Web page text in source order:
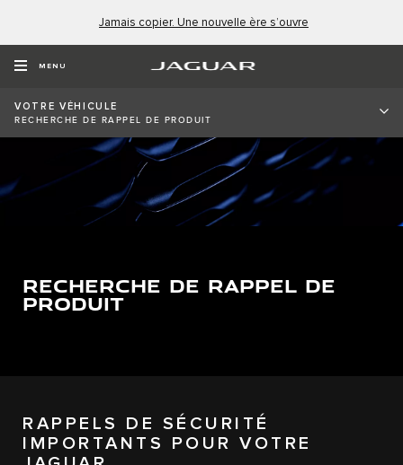
Jamais copier. Une nouvelle ère s’ouvre
MENU
VOTRE VÉHICULE
RECHERCHE DE RAPPEL DE PRODUIT
RECHERCHE DE RAPPEL DE
PRODUIT
RAPPELS DE SÉCURITÉ
IMPORTANTS POUR VOTRE